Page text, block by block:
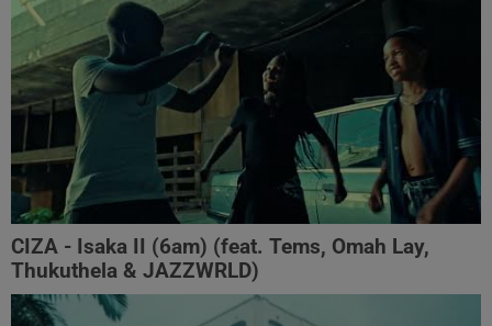
CIZA - Isaka II (6am) (feat. Tems, Omah Lay,
Thukuthela & JAZZWRLD)